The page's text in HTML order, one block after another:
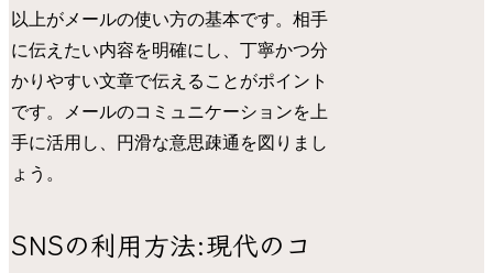
以上がメールの使い方の基本です。相手
に伝えたい内容を明確にし、丁寧かつ分
かりやすい文章で伝えることがポイント
です。メールのコミュニケーションを上
手に活用し、円滑な意思疎通を図りまし
ょう。
SNSの利用方法:現代のコ